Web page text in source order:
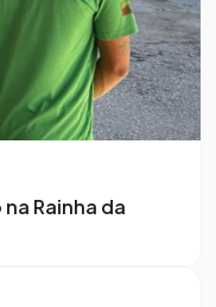
Rainha da